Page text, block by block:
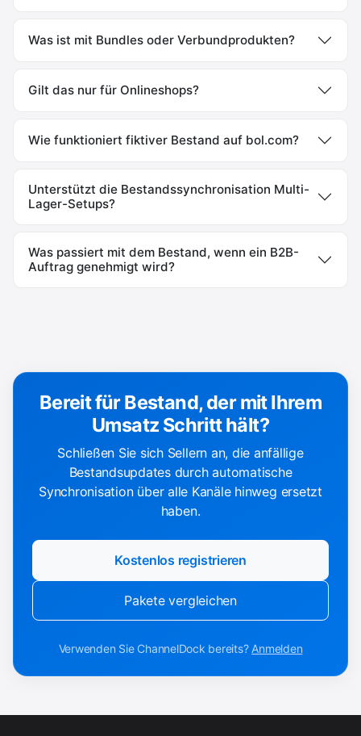
Was ist mit Bundles oder Verbundprodukten?
Gilt das nur für Onlineshops?
Wie funktioniert fiktiver Bestand auf bol.com?
Unterstützt die Bestandssynchronisation Multi-
Lager-Setups?
Was passiert mit dem Bestand, wenn ein B2B-
Auftrag genehmigt wird?
Bereit für Bestand, der mit Ihrem
Umsatz Schritt hält?
Schließen Sie sich Sellern an, die anfällige
Bestandsupdates durch automatische
Synchronisation über alle Kanäle hinweg ersetzt
haben.
Kostenlos registrieren
Pakete vergleichen
Verwenden Sie ChannelDock bereits? Anmelden